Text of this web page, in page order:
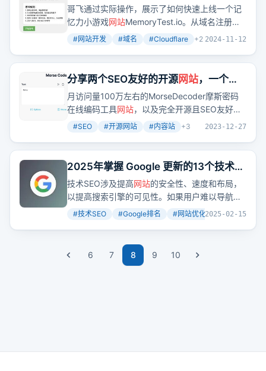
戏网站
哥飞通过实际操作，展示了如何快速上线一个记
忆力小游戏网站MemoryTest.io。从域名注册到
网站部署，哥飞仅用了半小时，展示了高效建站
#网站开发 #域名 #Cloudflare +2 2024-11-12
分享两个SEO友好的开源网站，一个内
容站，一个工具站
月访问量100万左右的MorseDecoder摩斯密码
在线编码工具网站，以及完全开源且SEO友好的
AstroPaper Markdown博客网站，都具备了优秀
点，似乎还得加入哥飞的付费社群。
#SEO #开源网站 #内容站 +3 2023-12-27
2025年掌握 Google 更新的13个技术
SEO 技巧，让您的网站流量增加10k+
技术SEO涉及提高网站的安全性、速度和布局，
以提高搜索引擎的可见性。如果用户难以导航、
令人困惑或由于不符合SEO维护的基本原则而无
#技术SEO #Google排名 #网站优化 +2
2025-02-15
6 7 8 9 10